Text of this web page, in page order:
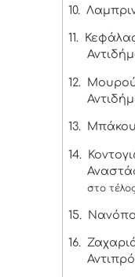
10.
11.
12.
13.
14.
στο
15.
16.